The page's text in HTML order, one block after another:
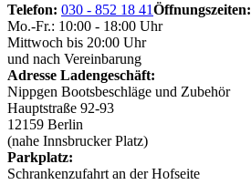
Telefon: 030 - 852 18 41Öffnungszeiten:
Mo.-Fr.: 10:00 - 18:00 Uhr
Mittwoch bis 20:00 Uhr
und nach Vereinbarung
Adresse Ladengeschäft:
Nippgen Bootsbeschläge und Zubehör
Hauptstraße 92-93
12159 Berlin
(nahe Innsbrucker Platz)
Parkplatz:
Schrankenzufahrt an der Hofseite